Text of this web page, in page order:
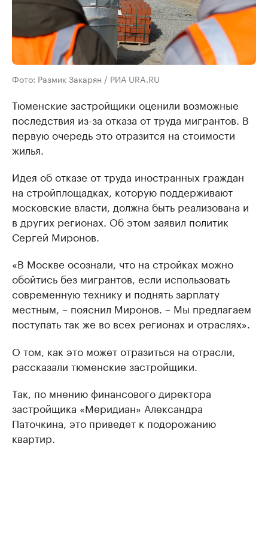
Фото: Размик Закарян / РИА URA.RU
Тюменские застройщики оценили возможные
последствия из-за отказа от труда мигрантов. В
первую очередь это отразится на стоимости
жилья.
Идея об отказе от труда иностранных граждан
на стройплощадках, которую поддерживают
московские власти, должна быть реализована и
в других регионах. Об этом заявил политик
Сергей Миронов.
«В Москве осознали, что на стройках можно
обойтись без мигрантов, если использовать
современную технику и поднять зарплату
местным, – пояснил Миронов. – Мы предлагаем
поступать так же во всех регионах и отраслях».
О том, как это может отразиться на отрасли,
рассказали тюменские застройщики.
Так, по мнению финансового директора
застройщика «Меридиан» Александра
Паточкина, это приведет к подорожанию
квартир.